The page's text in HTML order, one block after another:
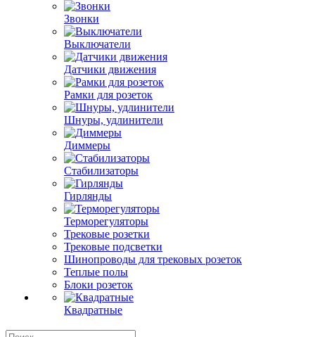
Звонки
Выключатели
Датчики движения
Рамки для розеток
Шнуры, удлинители
Диммеры
Стабилизаторы
Гирлянды
Терморегуляторы
Трековые розетки
Трековые подсветки
Шинопроводы для трековых розеток
Теплые полы
Блоки розеток
Квадратные